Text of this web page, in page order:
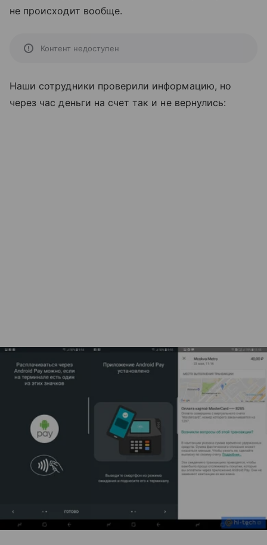
не происходит вообще.
Контент недоступен
Наши сотрудники проверили информацию, но
через час деньги на счет так и не вернулись: